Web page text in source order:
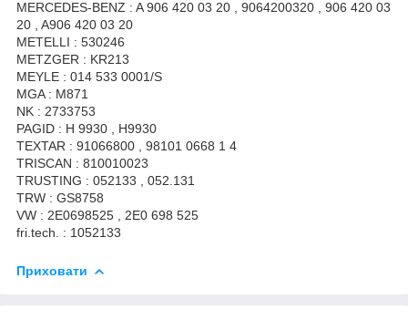
MERCEDES-BENZ : A 906 420 03 20 , 9064200320 , 906 420 03
20 , A906 420 03 20
METELLI : 530246
METZGER : KR213
MEYLE : 014 533 0001/S
MGA : M871
NK : 2733753
PAGID : H 9930 , H9930
TEXTAR : 91066800 , 98101 0668 1 4
TRISCAN : 810010023
TRUSTING : 052133 , 052.131
TRW : GS8758
VW : 2E0698525 , 2E0 698 525
fri.tech. : 1052133
Приховати